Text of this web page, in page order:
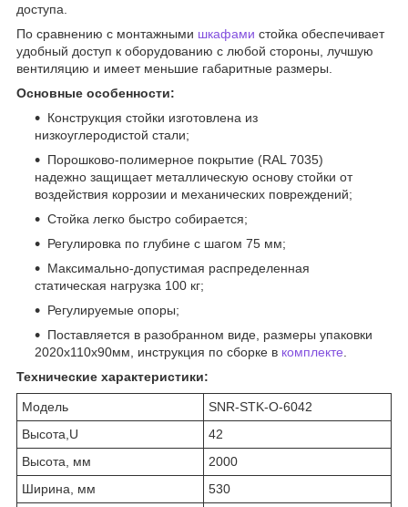
доступа.
По сравнению с монтажными шкафами стойка обеспечивает
удобный доступ к оборудованию с любой стороны, лучшую
вентиляцию и имеет меньшие габаритные размеры.
Основные особенности:
Конструкция стойки изготовлена из
низкоуглеродистой стали;
Порошково-полимерное покрытие (RAL 7035)
надежно защищает металлическую основу стойки от
воздействия коррозии и механических повреждений;
Стойка легко быстро собирается;
Регулировка по глубине с шагом 75 мм;
Максимально-допустимая распределенная
статическая нагрузка 100 кг;
Регулируемые опоры;
Поставляется в разобранном виде, размеры упаковки
2020х110х90мм, инструкция по сборке в комплекте
Технические характеристики:
Модель
SNR-STK-O-6042
Высота,U
42
Высота, мм
2000
Ширина, мм
530